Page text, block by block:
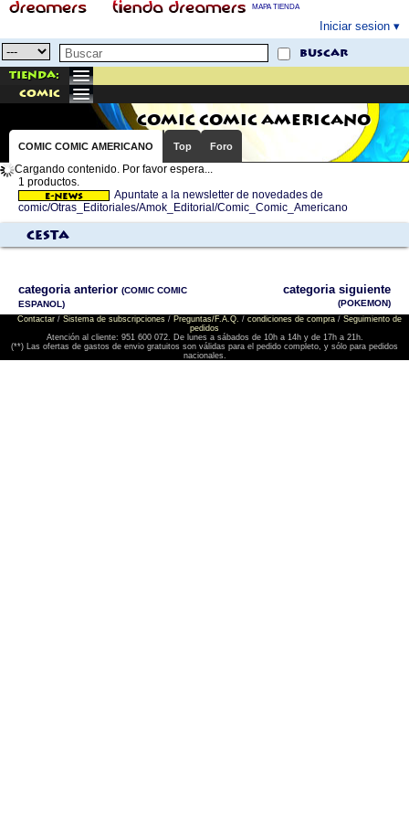
MAPA TIENDA
Iniciar sesion
buscar
Tienda:
comic
COMIC COMIC AMERICANO
COMIC COMIC AMERICANO Top Foro
Cargando contenido. Por favor espera...
1 productos.
Apuntate a la newsletter de novedades de
comic/Otras_Editoriales/Amok_Editorial/Comic_Comic_Americano
Cesta
categoria anterior (COMIC COMIC
ESPANOL)
categoria siguiente
(POKEMON)
Contactar/ Sistema de subscripciones/ Preguntas/F.A.Q. / condiciones de compra/ Seguimiento de
pedidos
Atención al cliente: 951 600 072. De lunes a sábados de 10h a 14h y de 17h a 21h.
(**) Las ofertas de gastos de envio gratuitos son válidas para el pedido completo, y sólo para pedidos
nacionales.